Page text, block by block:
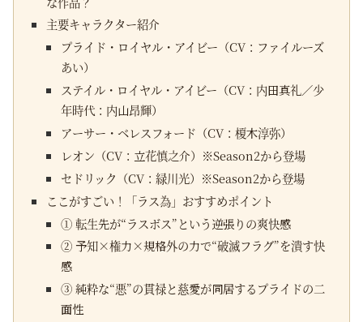
主要キャラクター紹介
プライド・ロイヤル・アイビー（CV：ファイルーズ
あい）
ステイル・ロイヤル・アイビー（CV：内田真礼／少
年時代：内山昂輝）
アーサー・ベレスフォード（CV：榎木淳弥）
レオン（CV：立花慎之介）※Season2から登場
セドリック（CV：緑川光）※Season2から登場
ここがすごい！「ラス為」おすすめポイント
① 転生先が“ラスボス”という逆張りの爽快感
② 予知×権力×規格外の力で“破滅フラグ”を潰す快
感
③ 純粋な“悪”の貫禄と慈愛が同居するプライドの二
面性